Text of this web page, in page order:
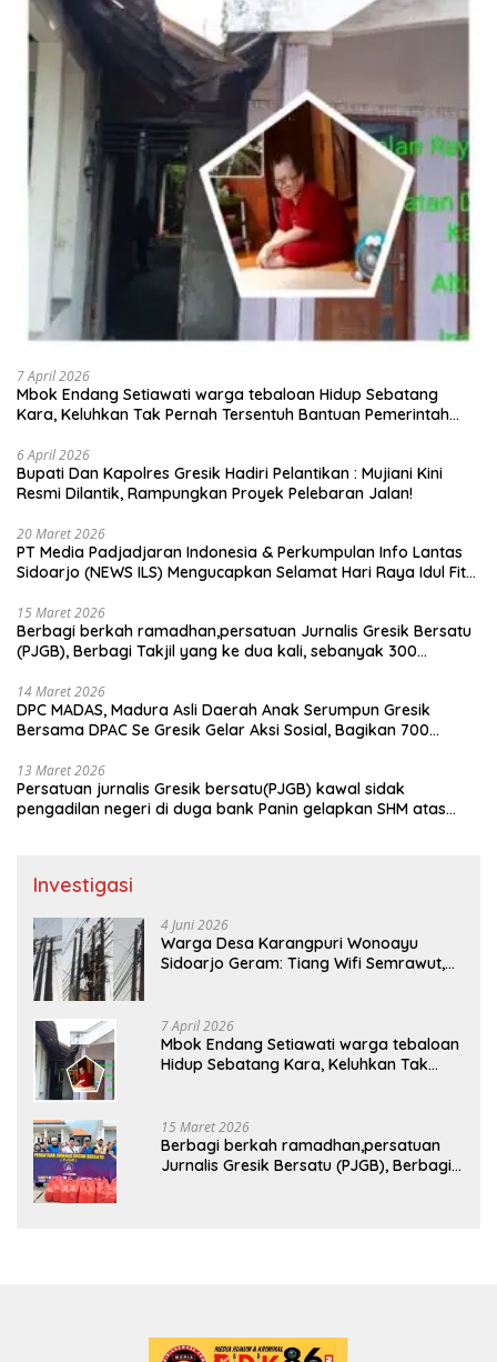
7 April 2026
Mbok Endang Setiawati warga tebaloan Hidup Sebatang
Kara, Keluhkan Tak Pernah Tersentuh Bantuan Pemerintah
6 April 2026
​Bupati Dan Kapolres Gresik Hadiri Pelantikan : Mujiani Kini
Resmi Dilantik, Rampungkan Proyek Pelebaran Jalan!
20 Maret 2026
PT Media Padjadjaran Indonesia & Perkumpulan Info Lantas
Sidoarjo (NEWS ILS) Mengucapkan Selamat Hari Raya Idul Fitri
15 Maret 2026
Berbagi berkah ramadhan,persatuan Jurnalis Gresik Bersatu
(PJGB), Berbagi Takjil yang ke dua kali, sebanyak 300
14 Maret 2026
DPC MADAS, Madura Asli Daerah Anak Serumpun Gresik
Bersama DPAC Se Gresik Gelar Aksi Sosial, Bagikan 700
13 Maret 2026
Persatuan jurnalis Gresik bersatu(PJGB) kawal sidak
pengadilan negeri di duga bank Panin gelapkan SHM atas
Investigasi
4 Juni 2026
Warga Desa Karangpuri Wonoayu
Sidoarjo Geram: Tiang Wifi Semrawut,
7 April 2026
Mbok Endang Setiawati warga tebaloan
Hidup Sebatang Kara, Keluhkan Tak
15 Maret 2026
Berbagi berkah ramadhan,persatuan
Jurnalis Gresik Bersatu (PJGB), Berbagi